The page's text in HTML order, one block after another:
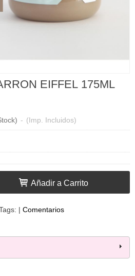
EIFFEL 175ML
- (Imp. Incluidos)
Añadir a Carrito
| Comentarios